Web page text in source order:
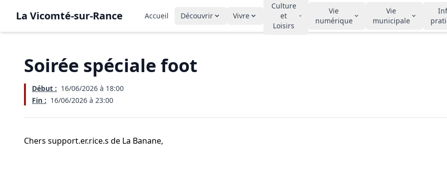
La Vicomté-sur-Rance Accueil Découvrir Vivre
Culture
et
Loisirs
Vie
numérique
Vie
municipale
Soirée spéciale foot
Début : 16/06/2026 à 18:00
Fin : 16/06/2026 à 23:00
Chers support.er.rice.s de La Banane,